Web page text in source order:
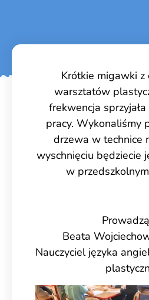
Krótkie migawki z
warsztatów
frekwencja
pracy. Wykonaliśmy
drzewa w technice
wyschnięciu będziecie
w
Beata
Nauczyciel języka